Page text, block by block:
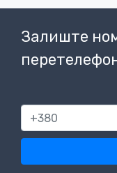
Залиште
380